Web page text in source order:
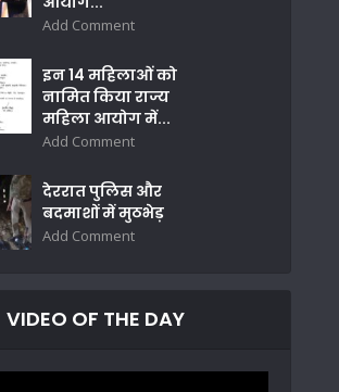
Add Comment
इन 14 महिलाओं को
नामित किया राज्य
महिला आयोग में...
Add Comment
देररात पुलिस और
बदमाशों में मुठभेड़
Add Comment
VIDEO OF THE DAY